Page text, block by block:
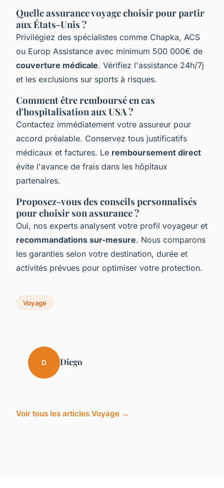
Quelle assurance voyage choisir pour partir
aux États-Unis ?
Privilégiez des spécialistes comme Chapka, ACS
ou Europ Assistance avec minimum 500 000€ de
couverture médicale. Vérifiez l'assistance 24h/7j
et les exclusions sur sports à risques.
Comment être remboursé en cas
d'hospitalisation aux USA ?
Contactez immédiatement votre assureur pour
accord préalable. Conservez tous justificatifs
médicaux et factures. Le remboursement direct
évite l'avance de frais dans les hôpitaux
partenaires.
Proposez-vous des conseils personnalisés
pour choisir son assurance ?
Oui, nos experts analysent votre profil voyageur et
recommandations sur-mesure. Nous comparons
les garanties selon votre destination, durée et
activités prévues pour optimiser votre protection.
Voyage
D Diego
Voir tous les articles Voyage →